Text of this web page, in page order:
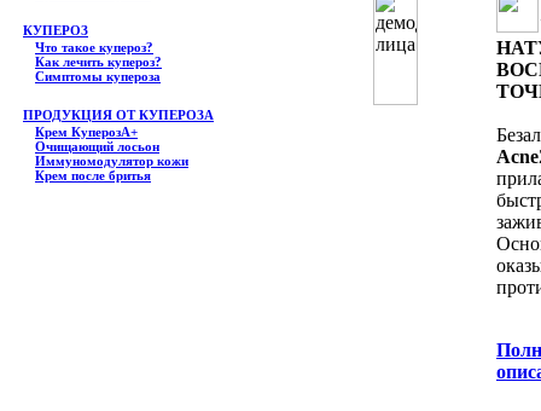
КУПЕРОЗ
Что такое купероз?
Как лечить купероз?
Симптомы купероза
ПРОДУКЦИЯ ОТ КУПЕРОЗА
Крем КуперозА+
Очищающий лосьон
Иммуномодулятор кожи
Крем после бритья